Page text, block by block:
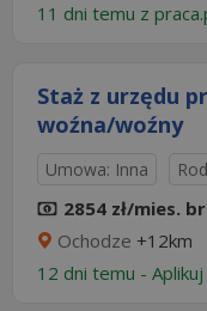
11 dni temu z
Staż z urzędu
woźna/woźny
Umowa: Inna
2854 zł/mies.
Ochodze +12km
12 dni temu -